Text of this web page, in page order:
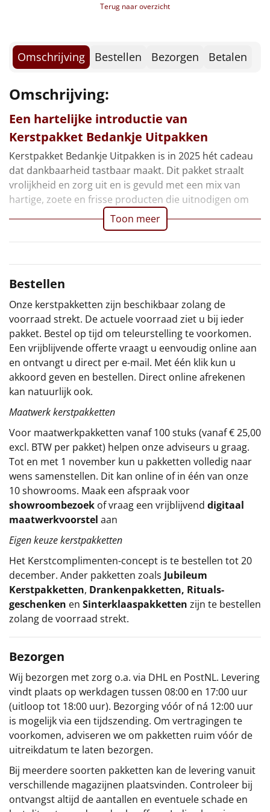
Slowcooker POPULAIR
Noodradio NIEUW
Deken (fleece plaid)
Alle artikelen
Overige
Ideeën
Doe het zelf
Sinterklaaspakketten
Particulier
Kerstgeschenken 2026
Relatiegeschenken
Cadeaubon
Per stuk
Alle overige
Haribo goudberen, 10 gr, 3 st
Smikkelboxx
Voucher Fletcher hotel
Kerstkaart
Verpakt in een feestelijke kerstdoos
Terug naar overzicht
Omschrijving Bestellen Bezorgen Betalen
Omschrijving:
Een hartelijke introductie van
Kerstpakket Bedankje Uitpakken
Kerstpakket Bedankje Uitpakken is in 2025 hét cadeau
dat dankbaarheid tastbaar maakt. Dit pakket straalt
vrolijkheid en zorg uit en is gevuld met een mix van
hartige, zoete en frisse producten die uitnodigen om
Toon meer
Bestellen
Onze kerstpakketten zijn beschikbaar zolang de
voorraad strekt. De actuele voorraad ziet u bij ieder
pakket. Bestel op tijd om teleurstelling te voorkomen.
Een vrijblijvende offerte vraagt u eenvoudig online aan
en ontvangt u direct per e-mail. Met één klik kun u
akkoord geven en bestellen. Direct online afrekenen
kan natuurlijk ook.
Maatwerk kerstpakketten
Voor maatwerkpakketten vanaf 100 stuks (vanaf € 25,00
excl. BTW per pakket) helpen onze adviseurs u graag.
Tot en met 1 november kun u pakketten volledig naar
wens samenstellen. Dit kan online of in één van onze
10 showrooms. Maak een afspraak voor
showroombezoek of vraag een vrijblijvend digitaal
maatwerkvoorstel aan
Eigen keuze kerstpakketten
Het Kerstcomplimenten-concept is te bestellen tot 20
december. Ander pakketten zoals Jubileum
Kerstpakketten, Drankenpakketten, Rituals-
geschenken en Sinterklaaspakketten zijn te bestellen
zolang de voorraad strekt.
Bezorgen
Wij bezorgen met zorg o.a. via DHL en PostNL. Levering
vindt plaats op werkdagen tussen 08:00 en 17:00 uur
(uitloop tot 18:00 uur). Bezorging vóór of ná 12:00 uur
is mogelijk via een tijdszending. Om vertragingen te
voorkomen, adviseren we om pakketten ruim vóór de
uitreikdatum te laten bezorgen.
Bij meerdere soorten pakketten kan de levering vanuit
verschillende magazijnen plaatsvinden. Controleer bij
ontvangst altijd de aantallen en eventuele schade en